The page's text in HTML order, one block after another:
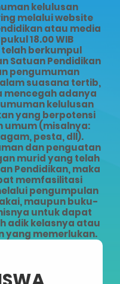
kelulusan
melalui website
atau media
18.00 WIB
berkumpul
Satuan Pendidikan
pengumuman
suasana tertib,
mencegah adanya
kelulusan
yang berpotensi
umum (misalnya:
pesta, dll).
dan penguatan
murid yang telah
Pendidikan, maka
memfasilitasi
pengumpulan
maupun buku-
untuk dapat
adik kelasnya atau
yang memerlukan.